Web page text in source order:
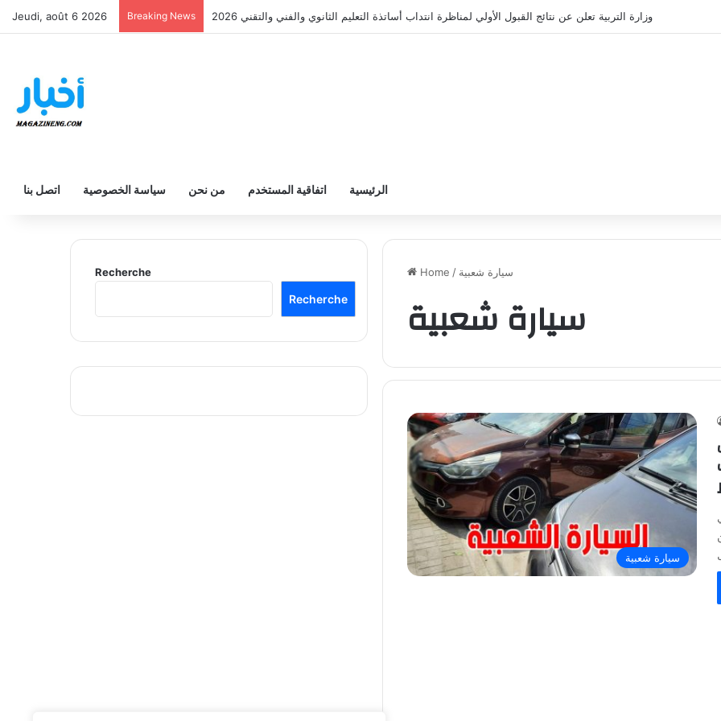
Jeudi, août 6 2026 Breaking News وزارة التربية تعلن عن نتائج القبول الأولي لمناظرة انتداب أساتذة التعليم الثانوي والفني والتقني 2026
اتصل بنا سياسة الخصوصية من نحن اتفاقية المستخدم الرئيسية
Home / سيارة شعبية
سيارة شعبية
سيارة شعبية
Recherche
Recherche